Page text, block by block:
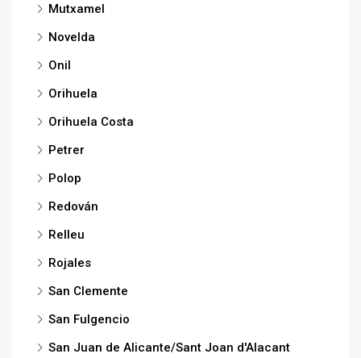
Mutxamel
Novelda
Onil
Orihuela
Orihuela Costa
Petrer
Polop
Redován
Relleu
Rojales
San Clemente
San Fulgencio
San Juan de Alicante/Sant Joan d'Alacant